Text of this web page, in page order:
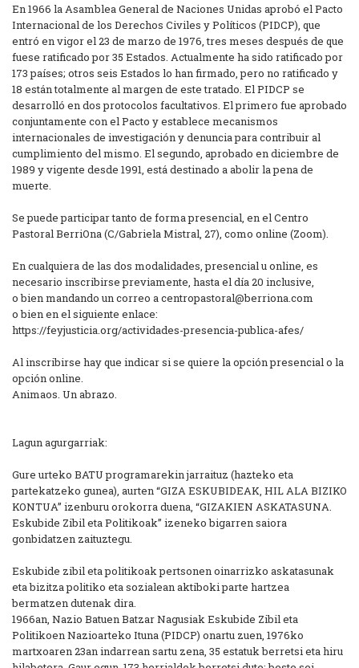
En 1966 la Asamblea General de Naciones Unidas aprobó el Pacto
Internacional de los Derechos Civiles y Políticos (PIDCP), que
entró en vigor el 23 de marzo de 1976, tres meses después de que
fuese ratificado por 35 Estados. Actualmente ha sido ratificado por
173 países; otros seis Estados lo han firmado, pero no ratificado y
18 están totalmente al margen de este tratado. El PIDCP se
desarrolló en dos protocolos facultativos. El primero fue aprobado
conjuntamente con el Pacto y establece mecanismos
internacionales de investigación y denuncia para contribuir al
cumplimiento del mismo. El segundo, aprobado en diciembre de
1989 y vigente desde 1991, está destinado a abolir la pena de
muerte.
Se puede participar tanto de forma presencial, en el Centro
Pastoral BerriOna (C/Gabriela Mistral, 27), como online (Zoom).
En cualquiera de las dos modalidades, presencial u online, es
necesario inscribirse previamente, hasta el día 20 inclusive,
o bien mandando un correo a centropastoral@berriona.com
o bien en el siguiente enlace:
https://feyjusticia.org/actividades-presencia-publica-afes/
Al inscribirse hay que indicar si se quiere la opción presencial o la
opción online.
Animaos. Un abrazo.
Lagun agurgarriak:
Gure urteko BATU programarekin jarraituz (hazteko eta
partekatzeko gunea), aurten “GIZA ESKUBIDEAK, HIL ALA BIZIKO
KONTUA” izenburu orokorra duena, “GIZAKIEN ASKATASUNA.
Eskubide Zibil eta Politikoak” izeneko bigarren saiora
gonbidatzen zaituztegu.
Eskubide zibil eta politikoak pertsonen oinarrizko askatasunak
eta bizitza politiko eta sozialean aktiboki parte hartzea
bermatzen dutenak dira.
1966an, Nazio Batuen Batzar Nagusiak Eskubide Zibil eta
Politikoen Nazioarteko Ituna (PIDCP) onartu zuen, 1976ko
martxoaren 23an indarrean sartu zena, 35 estatuk berretsi eta hiru